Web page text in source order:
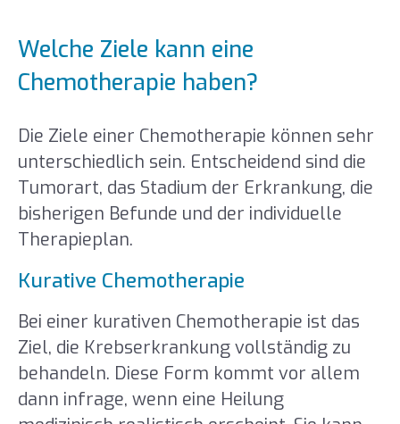
Welche Ziele kann eine
Chemotherapie haben?
Die Ziele einer Chemotherapie können sehr
unterschiedlich sein. Entscheidend sind die
Tumorart, das Stadium der Erkrankung, die
bisherigen Befunde und der individuelle
Therapieplan.
Kurative Chemotherapie
Bei einer kurativen Chemotherapie ist das
Ziel, die Krebserkrankung vollständig zu
behandeln. Diese Form kommt vor allem
dann infrage, wenn eine Heilung